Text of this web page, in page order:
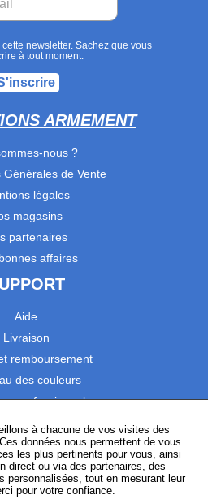
newsletter. Sachez que vous
à tout moment.
ARMEMENT
nous ?
Générales de Vente
légales
magasins
partenaires
affaires
Aide
Livraison
remboursement
des couleurs
professionnels
Catalogues
Clients
NOUS
à chacune de vos visites des
données nous permettent de vous
les plus pertinents pour vous, ainsi
direct ou via des partenaires, des
personnalisées, tout en mesurant leur
pour votre confiance.